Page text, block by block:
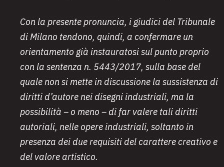
Con la presente pronuncia, i giudici del Tribunale
di Milano tendono, quindi, a confermare un
orientamento già instauratosi sul punto proprio
con la sentenza n. 5443/2017, sulla base del
quale non si mette in discussione la sussistenza di
diritti d’autore nei disegni industriali, ma la
possibilità – o meno – di far valere tali diritti
autoriali, nelle opere industriali, soltanto in
presenza dei due requisiti del carattere creativo e
del valore artistico.